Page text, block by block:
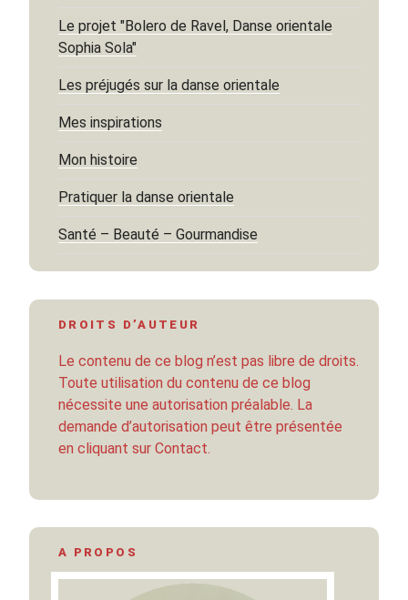
Le projet "Bolero de Ravel, Danse orientale
Sophia Sola"
Les préjugés sur la danse orientale
Mes inspirations
Mon histoire
Pratiquer la danse orientale
Santé – Beauté – Gourmandise
DROITS D’AUTEUR
Le contenu de ce blog n’est pas libre de droits.
Toute utilisation du contenu de ce blog
nécessite une autorisation préalable. La
demande d’autorisation peut être présentée
en cliquant sur Contact.
A PROPOS